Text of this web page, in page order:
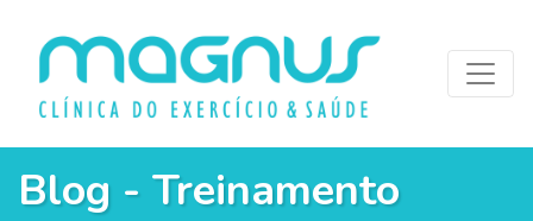
Blog - Treinamento